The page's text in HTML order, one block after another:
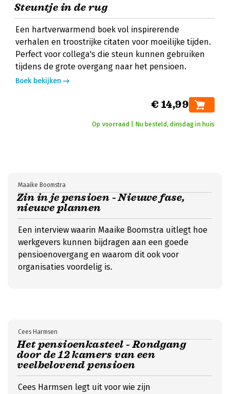
Steuntje in de rug
Een hartverwarmend boek vol inspirerende
verhalen en troostrijke citaten voor moeilijke tijden.
Perfect voor collega's die steun kunnen gebruiken
tijdens de grote overgang naar het pensioen.
Boek bekijken
€ 14,99
Op voorraad | Nu besteld, dinsdag in huis
Zin in je pensioen - Nieuwe fase,
nieuwe plannen
Maaike Boomstra
Een interview waarin Maaike Boomstra uitlegt hoe
werkgevers kunnen bijdragen aan een goede
pensioenovergang en waarom dit ook voor
organisaties voordelig is.
Het pensioenkasteel - Rondgang
door de 12 kamers van een
veelbelovend pensioen
Cees Harmsen
Cees Harmsen legt uit voor wie zijn